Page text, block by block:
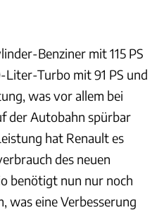
Benziner mit 115 PS
Liter-Turbo mit 91 PS und
was vor allem bei
der Autobahn spürbar
hat Renault es
des neuen
benötigt nun nur noch
was eine Verbesserung